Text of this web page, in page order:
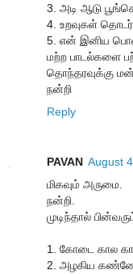
3. அடி ஆடு
4. உறவுகள்
5. என் இனிய பொன்
மற்ற பாடல்களை
தொந்தரவுக்கு
நன்றி
Reply
PAVAN August
மிகவும் அருமை.
நன்றி.
முடிந்தால்
1. கோடை கால
2. அழகிய கண்ணே